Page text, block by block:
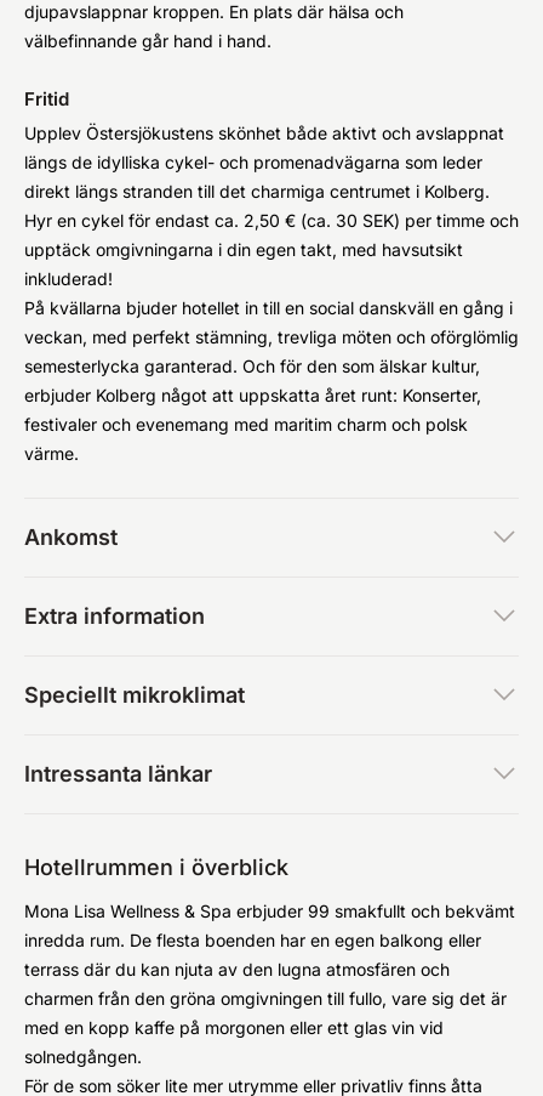
djupavslappnar kroppen. En plats där hälsa och
välbefinnande går hand i hand.
Fritid
Upplev Östersjökustens skönhet både aktivt och avslappnat
längs de idylliska cykel- och promenadvägarna som leder
direkt längs stranden till det charmiga centrumet i Kolberg.
Hyr en cykel för endast ca. 2,50 € (ca. 30 SEK) per timme och
upptäck omgivningarna i din egen takt, med havsutsikt
inkluderad!
På kvällarna bjuder hotellet in till en social danskväll en gång i
veckan, med perfekt stämning, trevliga möten och oförglömlig
semesterlycka garanterad. Och för den som älskar kultur,
erbjuder Kolberg något att uppskatta året runt: Konserter,
festivaler och evenemang med maritim charm och polsk
värme.
Ankomst
Extra information
Speciellt mikroklimat
Intressanta länkar
Hotellrummen i överblick
Mona Lisa Wellness & Spa erbjuder 99 smakfullt och bekvämt
inredda rum. De flesta boenden har en egen balkong eller
terrass där du kan njuta av den lugna atmosfären och
charmen från den gröna omgivningen till fullo, vare sig det är
med en kopp kaffe på morgonen eller ett glas vin vid
solnedgången.
För de som söker lite mer utrymme eller privatliv finns åtta